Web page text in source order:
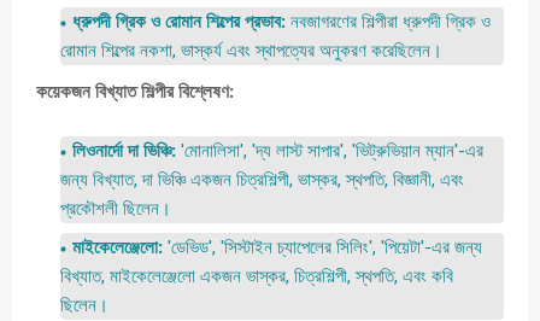
ধ্রুপদী গ্রিক ও রোমান শিল্পের প্রভাব: নবজাগরণের শিল্পীরা ধ্রুপদী গ্রিক ও
রোমান শিল্পের নকশা, ভাস্কর্য এবং স্থাপত্যের অনুকরণ করেছিলেন।
কয়েকজন বিখ্যাত শিল্পীর বিশ্লেষণ:
লিওনার্দো দা ভিঞ্চি: 'মোনালিসা', 'দ্য লাস্ট সাপার', 'ভিট্রুভিয়ান ম্যান'-এর
জন্য বিখ্যাত, দা ভিঞ্চি একজন চিত্রশিল্পী, ভাস্কর, স্থপতি, বিজ্ঞানী, এবং
প্রকৌশলী ছিলেন।
মাইকেলেঞ্জেলো: 'ডেভিড', 'সিস্টাইন চ্যাপেলের সিলিং', 'পিয়েটা'-এর জন্য
বিখ্যাত, মাইকেলেঞ্জেলো একজন ভাস্কর, চিত্রশিল্পী, স্থপতি, এবং কবি
ছিলেন।